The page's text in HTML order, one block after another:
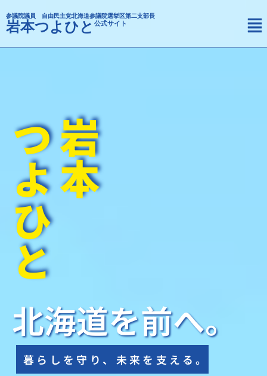
容
を
ス
参議院議員 自由民主党北海道参議院選挙区第二支部長
岩本つよひと 公式サイト
メ
ニ
ュ
岩本
つよひと
北海道を前へ。
暮らしを守り、未来を支える。